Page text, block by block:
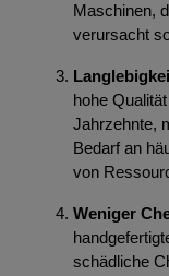
Maschinen,
verursacht
hohe
Jahrzehnte,
Bedarf an
von
Weniger
schädliche